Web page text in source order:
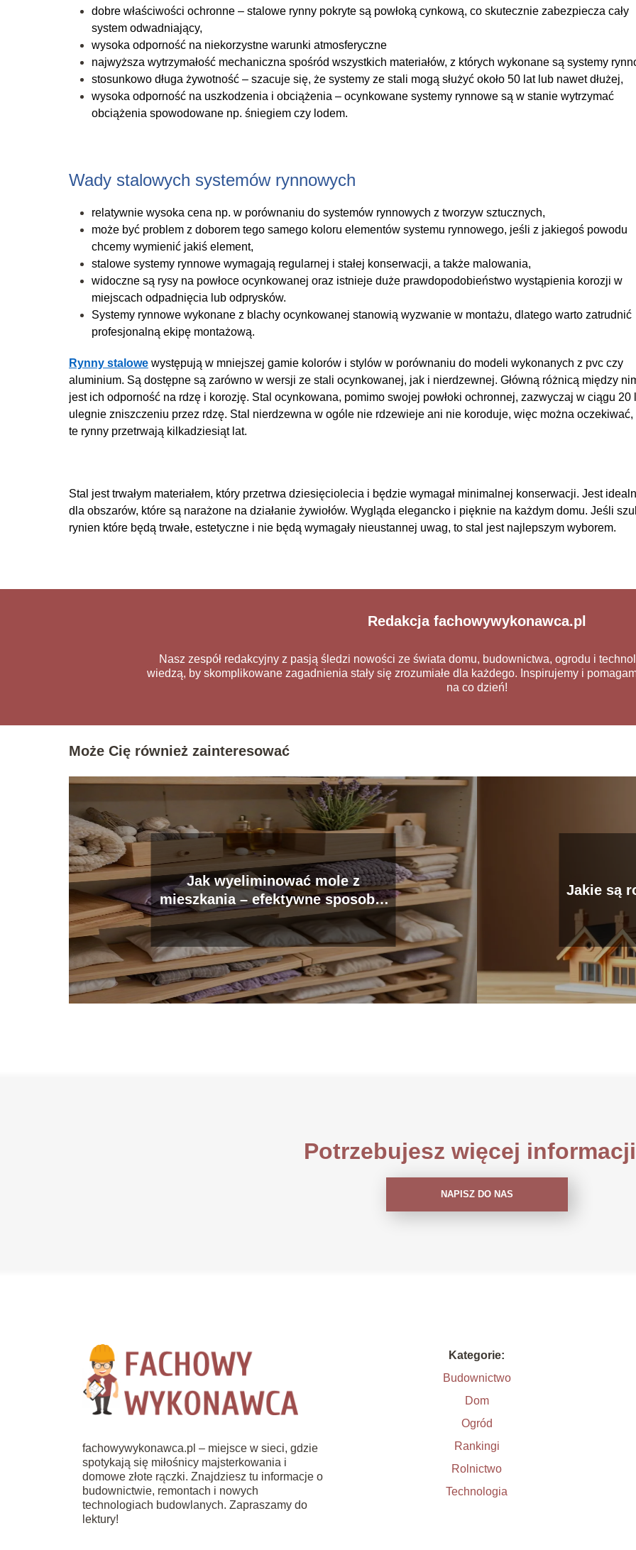
dobre właściwości ochronne – stalowe rynny pokryte są powłoką cynkową, co skutecznie zabezpiecza cały
system odwadniający,
wysoka odporność na niekorzystne warunki atmosferyczne
najwyższa wytrzymałość mechaniczna spośród wszystkich materiałów, z których wykonane są systemy
stosunkowo długa żywotność – szacuje się, że systemy ze stali mogą służyć około 50 lat lub nawet dłużej,
wysoka odporność na uszkodzenia i obciążenia – ocynkowane systemy rynnowe są w stanie wytrzymać
obciążenia spowodowane np. śniegiem czy lodem.
Wady stalowych systemów rynnowych
relatywnie wysoka cena np. w porównaniu do systemów rynnowych z tworzyw sztucznych,
może być problem z doborem tego samego koloru elementów systemu rynnowego, jeśli z jakiegoś powodu
chcemy wymienić jakiś element,
stalowe systemy rynnowe wymagają regularnej i stałej konserwacji, a także malowania,
widoczne są rysy na powłoce ocynkowanej oraz istnieje duże prawdopodobieństwo wystąpienia korozji w
miejscach odpadnięcia lub odprysków.
Systemy rynnowe wykonane z blachy ocynkowanej stanowią wyzwanie w montażu, dlatego warto zatrudnić
profesjonalną ekipę montażową.
Rynny stalowe występują w mniejszej gamie kolorów i stylów w porównaniu do modeli wykonanych z pvc czy
aluminium. Są dostępne są zarówno w wersji ze stali ocynkowanej, jak i nierdzewnej. Główną różnicą między
jest ich odporność na rdzę i korozję. Stal ocynkowana, pomimo swojej powłoki ochronnej, zazwyczaj w ciągu 20
ulegnie zniszczeniu przez rdzę. Stal nierdzewna w ogóle nie rdzewieje ani nie koroduje, więc można oczekiwać,
te rynny przetrwają kilkadziesiąt lat.
Stal jest trwałym materiałem, który przetrwa dziesięciolecia i będzie wymagał minimalnej konserwacji. Jest
dla obszarów, które są narażone na działanie żywiołów. Wygląda elegancko i pięknie na każdym domu. Jeśli
rynien które będą trwałe, estetyczne i nie będą wymagały nieustannej uwag, to stal jest najlepszym wyborem.
Redakcja fachowywykonawca.pl
Nasz zespół redakcyjny z pasją śledzi nowości ze świata domu, budownictwa, ogrodu i
wiedzą, by skomplikowane zagadnienia stały się zrozumiałe dla każdego. Inspirujemy i
na co dzień!
Może Cię również zainteresować
Jak wyeliminować mole z
mieszkania – efektywne sposoby,
które przynoszą rezultaty
Jakie są
Potrzebujesz więcej
NAPISZ DO NAS
fachowywykonawca.pl – miejsce w sieci, gdzie
spotykają się miłośnicy majsterkowania i
domowe złote rączki. Znajdziesz tu informacje o
budownictwie, remontach i nowych
technologiach budowlanych. Zapraszamy do
lektury!
Kategorie:
Budownictwo
Dom
Ogród
Rankingi
Rolnictwo
Technologia